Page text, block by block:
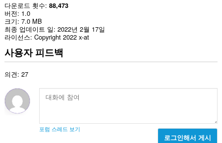
다운로드 횟수 88,473
버전 1.0
크기 7.0 MB
최종 업데이트 일 2022년 2월 17일
라이선스 Copyright 2022 x-at
사용자 피드백
의견: 27
포럼 스레드 보기
로그인해서 게시